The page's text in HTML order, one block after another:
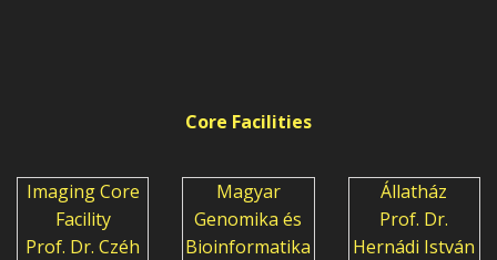
Core Facilities
Imaging Core
Facility
Prof. Dr. Czéh
Magyar
Genomika és
Bioinformatika
Állatház
Prof. Dr.
Hernádi István